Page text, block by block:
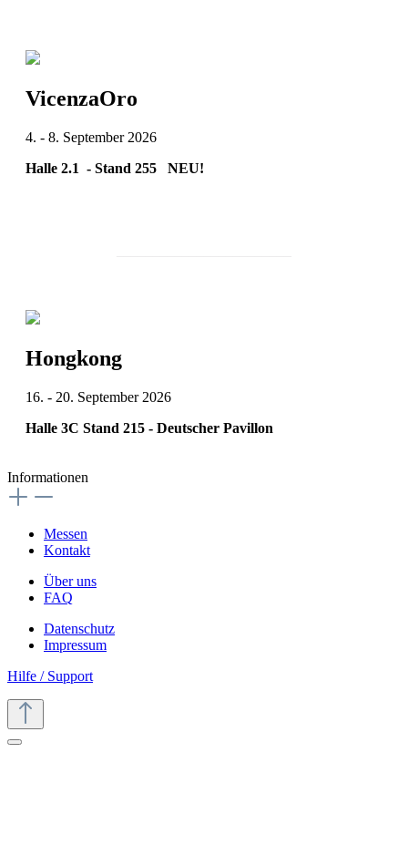
VicenzaOro
4. - 8. September 2026
Halle 2.1 - Stand 255 NEU!
Hongkong
16. - 20. September 2026
Halle 3C Stand 215 - Deutscher Pavillon
Informationen
Messen
Kontakt
Über uns
FAQ
Datenschutz
Impressum
Hilfe / Support